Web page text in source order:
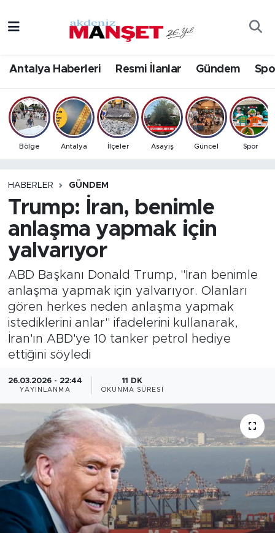
Antalya Haberleri Resmi İlanlar Gündem
Bölge Antalya İlçeler Asayiş Güncel Spor
HABERLER GÜNDEM
Trump: İran, benimle
anlaşma yapmak için
yalvarıyor
ABD Başkanı Donald Trump, "İran benimle
anlaşma yapmak için yalvarıyor. Olanları
gören herkes neden anlaşma yapmak
istediklerini anlar" ifadelerini kullanarak,
İran'ın ABD'ye 10 tanker petrol hediye
ettiğini söyledi
26.03.2026 - 22:44
YAYINLANMA
11 DK
OKUNMA SÜRESI
Bilim & Teknoloji
Eğitim
Ekonomi
Gündem
İlçeler
Magazin
Özel Haber
Politika
Resmi İlanlar
Sağlık
Spor
Turizm
Antalya Hava Durumu
Antalya Namaz Vakitleri
Antalya Trafik Yoğunluk Haritası
Tüm Manşetler
Son Dakika Haberleri